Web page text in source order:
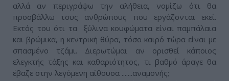
αλλά αν περιγράψω την αλήθεια, νομίζω ότι θα
προσβάλλω τους ανθρώπους που εργάζονται εκεί.
Εκτός του ότι τα ξύλινα κουφώματα είναι παμπάλαια
και βρώμικα, η κεντρική θύρα, τόσο καιρό τώρα είναι με
σπασμένο τζάμι. Διερωτώμαι αν ορισθεί κάποιος
ελεγκτής τάξης και καθαριότητος, τι βαθμό άραγε θα
έβαζε στην λεγόμενη αίθουσα .......αναμονής;